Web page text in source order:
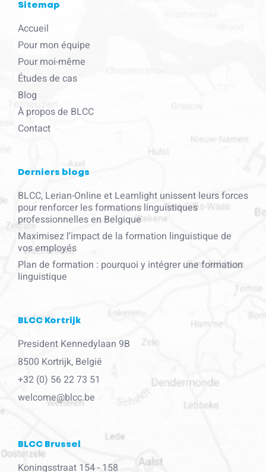
Sitemap
Accueil
Pour mon équipe
Pour moi-même
Études de cas
Blog
À propos de BLCC
Contact
Derniers blogs
BLCC, Lerian-Online et Learnlight unissent leurs forces
pour renforcer les formations linguistiques
professionnelles en Belgique
Maximisez l'impact de la formation linguistique de
vos employés
Plan de formation : pourquoi y intégrer une formation
linguistique
BLCC Kortrijk
President Kennedylaan 9B
8500 Kortrijk, België
+32 (0) 56 22 73 51
welcome@blcc.be
BLCC Brussel
Koningsstraat 154 - 158